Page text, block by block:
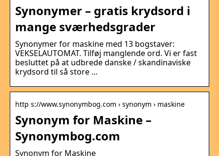
Synonymer – gratis krydsord i
mange sværhedsgrader
Synonymer for maskine med 13 bogstaver:
VEKSELAUTOMAT. Tilføj manglende ord. Vi er fast
besluttet på at udbrede danske / skandinaviske
krydsord til så store …
http s://www.synonymbog.com › synonym › maskine
Synonym for Maskine –
Synonymbog.com
Synonym for Maskine